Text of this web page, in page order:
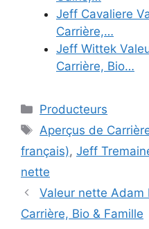
Jeff Cavaliere
Carrière,…
Jeff Wittek
Carrière, Bio…
Categories
Producteurs
Tags
Aperçus de
français), Jeff
nette
Valeur nette Adam
Carrière, Bio & Famille